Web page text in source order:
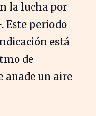
la lucha por
Este periodo
está
de
añade un aire